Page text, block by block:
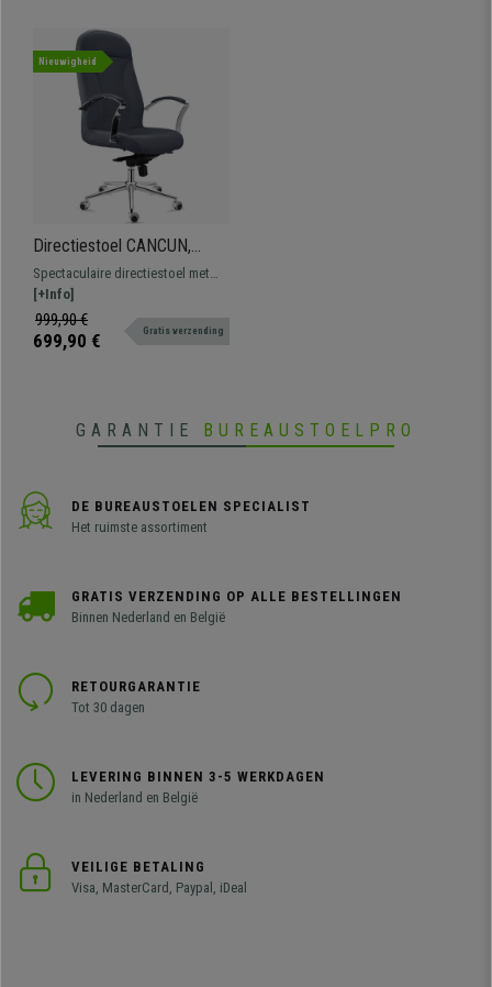
Nieuwigheid
Directiestoel CANCUN,
Kantelmechanisme, Hoge
Rugleuning, in Stof, Grijs
Spectaculaire directiestoel met
kantelmechanisme. Onberispelijk
ontwerp en afwerking, luxe en
comfort voor de beste prijs.
[+Info]
999,90 €
699,90 € Gratis verzending
GARANTIE BUREAUSTOELPRO
DE BUREAUSTOELEN SPECIALIST
Het ruimste assortiment
GRATIS VERZENDING OP ALLE BESTELLINGEN
Binnen Nederland en België
RETOURGARANTIE
Tot 30 dagen
LEVERING BINNEN 3-5 WERKDAGEN
in Nederland en België
VEILIGE BETALING
Visa, MasterCard, Paypal, iDeal